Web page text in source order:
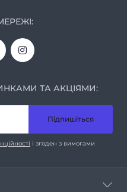
ТА АКЦІЯМИ:
Підпишіться
і згоден з вимогами